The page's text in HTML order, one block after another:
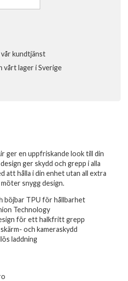
kundtjänst
vårt lager i Sverige
ger en uppfriskande look till din
ger skydd och grepp i alla
att hålla i din enhet utan all extra
snygg design.
böjbar TPU för hållbarhet
Technology
för ett halkfritt grepp
och kameraskydd
laddning